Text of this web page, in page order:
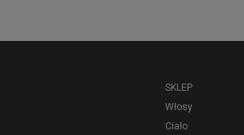
SKLEP
Włosy
Ciało